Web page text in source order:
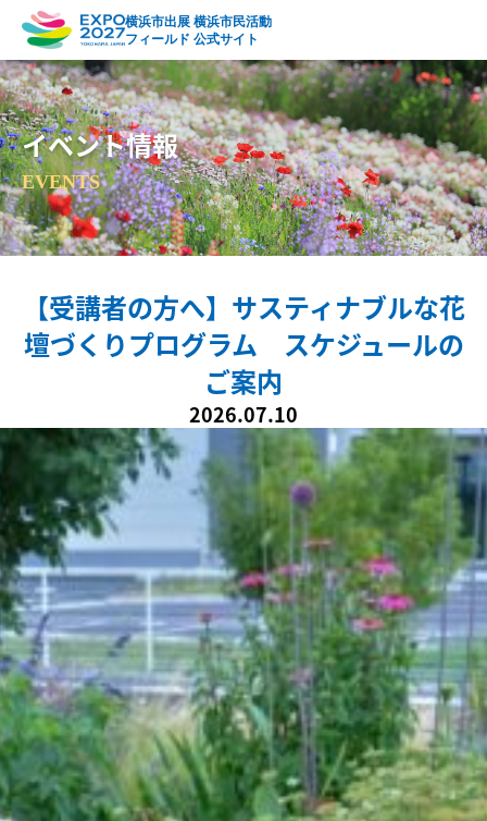
横浜市出展 横浜市民活動
フィールド 公式サイト
イベント情報
EVENTS
【受講者の方へ】サスティナブルな花
壇づくりプログラム スケジュールの
ご案内
2026.07.10